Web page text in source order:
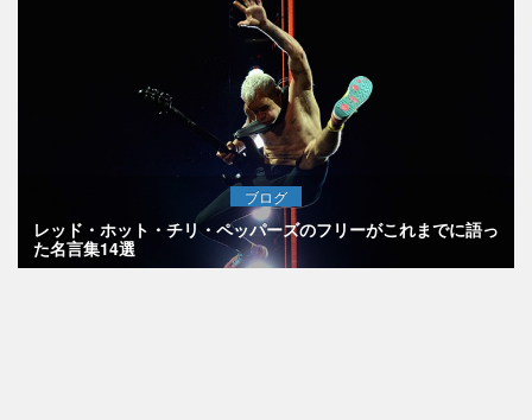
ブログ
レッド・ホット・チリ・ペッパーズのフリーがこれまでに語っ
た名言集14選